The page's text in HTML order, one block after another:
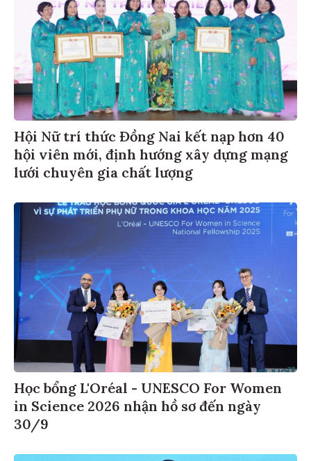
Hội Nữ trí thức Đồng Nai kết nạp hơn 40
hội viên mới, định hướng xây dựng mạng
lưới chuyên gia chất lượng
Học bổng L'Oréal - UNESCO For Women
in Science 2026 nhận hồ sơ đến ngày
30/9